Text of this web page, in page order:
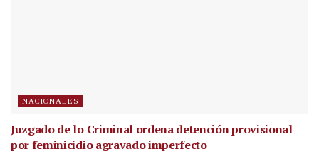
NACIONALES
Juzgado de lo Criminal ordena detención provisional
por feminicidio agravado imperfecto